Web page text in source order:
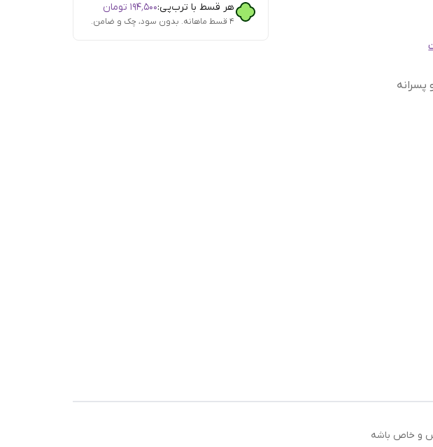
پسرانه
هر قسط با ترب‌پی:۱۹۴٬۵۰۰ تومان
۴ قسط ماهانه. بدون سود، چک و ضامن.
و خاص باشه